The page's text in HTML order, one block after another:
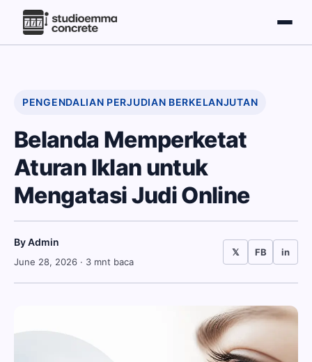
PENGENDALIAN PERJUDIAN BERKELANJUTAN
Belanda Memperketat
Aturan Iklan untuk
Mengatasi Judi Online
By Admin
June 28, 2026 · 3 mnt baca
𝕏 FB in